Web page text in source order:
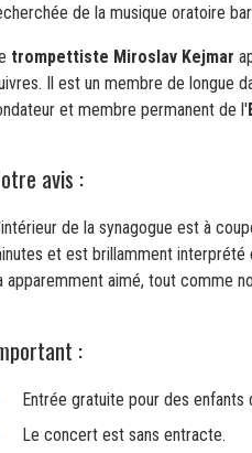
de la musique oratoire
trompettiste Miroslav Kejmar
Il est un membre de longue
et membre permanent de l'
avis :
de la synagogue est à
et est brillamment
apparemment aimé, tout comme
:
Entrée gratuite pour des enfants
Le concert est sans entracte.